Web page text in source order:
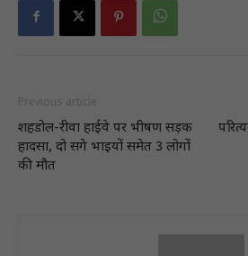
Previous article
शहडोल-रीवा हाईवे पर भीषण सड़क
हादसा, दो सगे भाइयों समेत 3 लोगों
की मौत